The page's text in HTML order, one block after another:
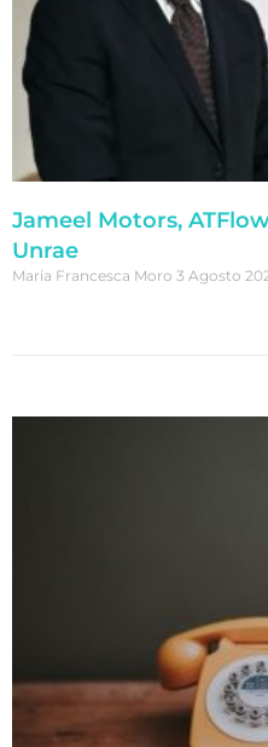
Jameel Motors,
Unrae
Maria Francesca Moro 3 Agosto